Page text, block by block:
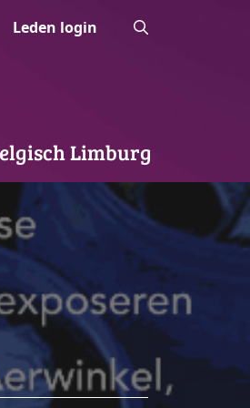
Leden login
Limburg